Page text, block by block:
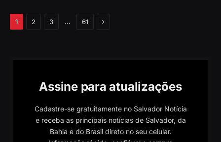
1 2 3 … 61 Próximo
Assine para atualizações
Cadastre-se gratuitamente no Salvador Notícia
e receba as principais notícias de Salvador, da
Bahia e do Brasil direto no seu celular.